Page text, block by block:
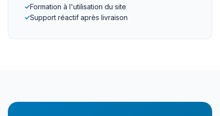
✓Formation à l'utilisation du site
✓Support réactif après livraison